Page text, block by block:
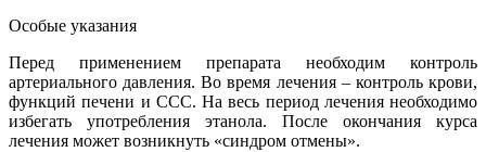
Особые указания
Перед применением препарата необходим контроль
артериального давления. Во время лечения – контроль крови,
функций печени и ССС. На весь период лечения необходимо
избегать употребления этанола. После окончания курса
лечения может возникнуть «синдром отмены».